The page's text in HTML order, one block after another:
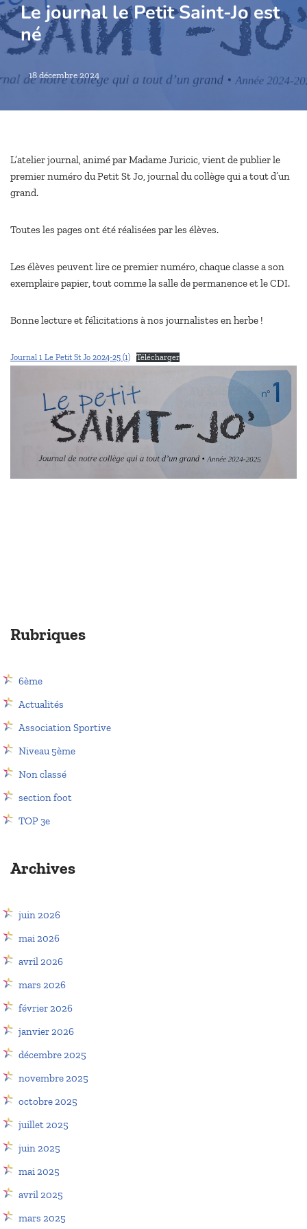
Le journal le Petit Saint-Jo est
né
18 décembre 2024
L’atelier journal, animé par Madame Juricic, vient de publier le
premier numéro du Petit St Jo, journal du collège qui a tout d’un
grand.
Toutes les pages ont été réalisées par les élèves.
Les élèves peuvent lire ce premier numéro, chaque classe a son
exemplaire papier, tout comme la salle de permanence et le CDI.
Bonne lecture et félicitations à nos journalistes en herbe !
Journal 1 Le Petit St Jo 2024-25 (1) Télécharger
Rubriques
6ème
Actualités
Association Sportive
Niveau 5ème
Non classé
section foot
TOP 3e
Archives
juin 2026
mai 2026
avril 2026
mars 2026
février 2026
janvier 2026
décembre 2025
novembre 2025
octobre 2025
juillet 2025
juin 2025
mai 2025
avril 2025
mars 2025